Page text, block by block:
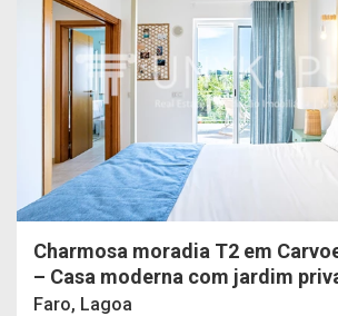
Charmosa moradia T2 em
– Casa moderna com jardim
m²
Faro, Lagoa